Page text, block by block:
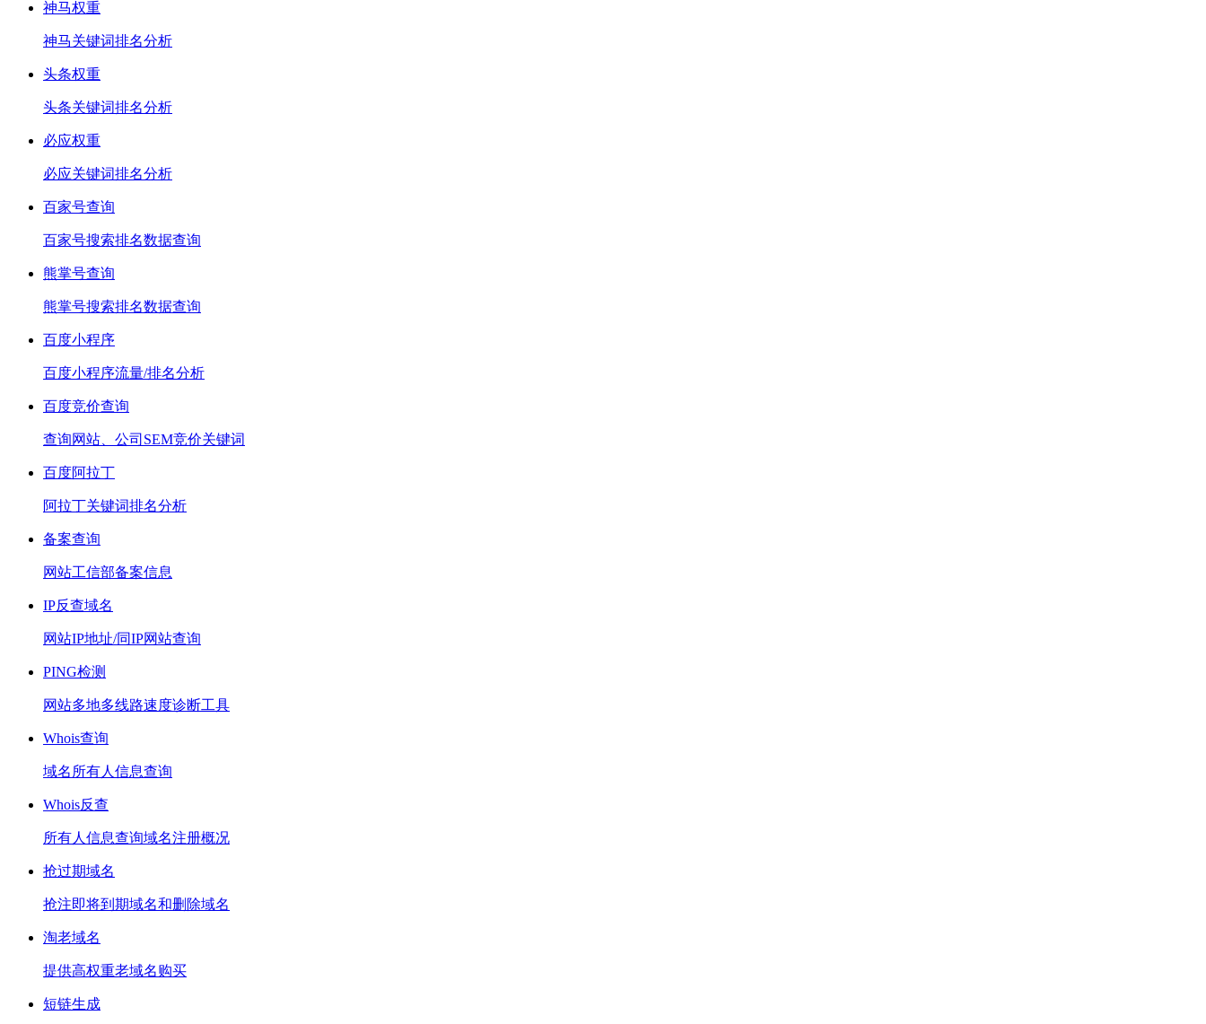
神马权重
神马关键词排名分析
头条权重
头条关键词排名分析
必应权重
必应关键词排名分析
百家号查询
百家号搜索排名数据查询
熊掌号查询
熊掌号搜索排名数据查询
百度小程序
百度小程序流量/排名分析
百度竞价查询
查询网站、公司SEM竞价关键词
百度阿拉丁
阿拉丁关键词排名分析
备案查询
网站工信部备案信息
IP反查域名
网站IP地址/同IP网站查询
PING检测
网站多地多线路速度诊断工具
Whois查询
域名所有人信息查询
Whois反查
所有人信息查询域名注册概况
抢过期域名
抢注即将到期域名和删除域名
淘老域名
提供高权重老域名购买
短链生成